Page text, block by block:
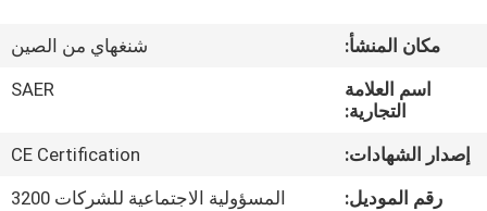
أشرطة
فيديو
حول
مكان المنشأ:
شنغهاي من الصين
اسم العلامة
التجارية:
SAER
إصدار الشهادات:
CE Certification
رقم الموديل:
المسؤولية الاجتماعية للشركات 3200